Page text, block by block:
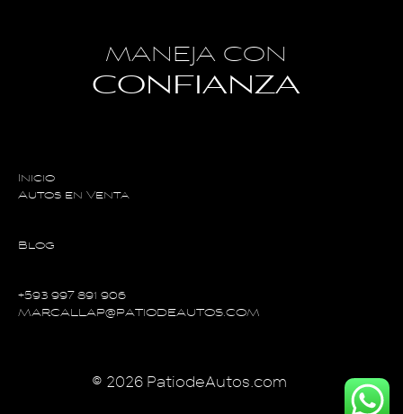
MANEJA CON
CONFIANZA
Inicio
Autos en Venta
Blog
+593 997 891 906
MARCALLAP@PATIODEAUTOS.COM
© 2026 PatiodeAutos.com